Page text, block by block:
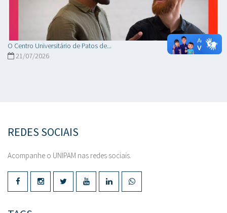
O Centro Universitário de Patos de...
21/07/2026
REDES SOCIAIS
Acompanhe o UNIPAM nas redes sociais.